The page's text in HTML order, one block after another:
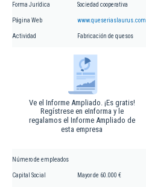
Forma Jurídica Sociedad cooperativa
Página Web www.queseriaslaurus.com
Actividad Fabricación de quesos
Ve el Informe Ampliado. ¡Es gratis!
Regístrese en eInforma y le
regalamos el Informe Ampliado de
esta empresa
Número de empleados
Capital Social Mayor de 60.000 €